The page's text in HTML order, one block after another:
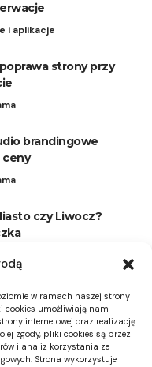
w ramach naszej strony
cookies umożliwiają nam
internetowej oraz realizację
zgody, pliki cookies są przez
i analiz korzystania ze
Strona wykorzystuje
i aplikacje
strony przy
brandingowe
ceny
czy Liwocz?
kiedy
niż rolety